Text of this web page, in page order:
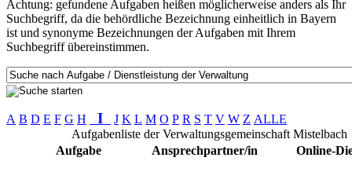
Achtung: gefundene Aufgaben heißen möglicherweise anders als Ihr
Suchbegriff, da die behördliche Bezeichnung einheitlich in Bayern
ist und synonyme Bezeichnungen der Aufgaben mit Ihrem
Suchbegriff übereinstimmen.
A B D E F G H I J K L M O P R S T V W Z ALLE
Aufgabenliste der Verwaltungsgemeinschaft Mistelbach
Aufgabe
Ansprechpartner/in Online-